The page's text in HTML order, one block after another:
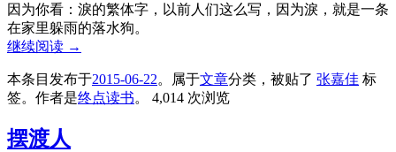
因为你看：淚的繁体字，以前人们这么写，因为淚，就是一条
在家里躲雨的落水狗。
继续阅读 →
本条目发布于2015-06-22。属于文章分类，被贴了 张嘉佳 标
签。 作者是终点读书。 4,014 次浏览
摆渡人